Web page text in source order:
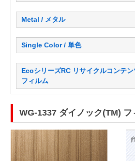
Metal / メタル
Single Color / 単色
EcoシリーズRC リサイクルコンテン
フィルム
WG-1337 ダイノック(TM)